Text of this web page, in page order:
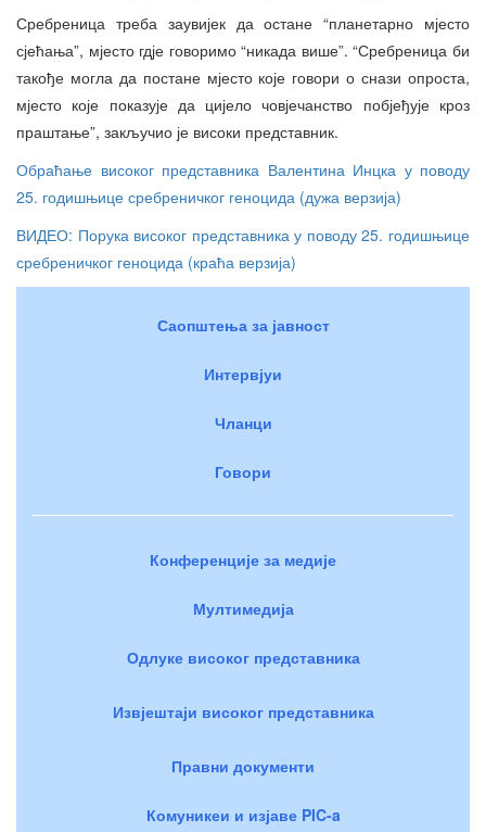
Сребреница треба заувијек да остане “планетарно мјесто
сјећања”, мјесто гдје говоримо “никада више”. “Сребреница би
такође могла да постане мјесто које говори о снази опроста,
мјесто које показује да цијело човјечанство побјеђује кроз
праштање”, закључио је високи представник.
Обраћање високог представника Валентина Инцка у поводу
25. годишњице сребреничког геноцида (дужа верзија)
ВИДЕО: Порука високог представника у поводу 25. годишњице
сребреничког геноцида (краћа верзија)
Саопштења за јавност
Интервјуи
Чланци
Говори
Конференције за медије
Мултимедија
Одлуке високог представника
Извјештаји високог представника
Правни документи
Комуникеи и изјаве PIC-a